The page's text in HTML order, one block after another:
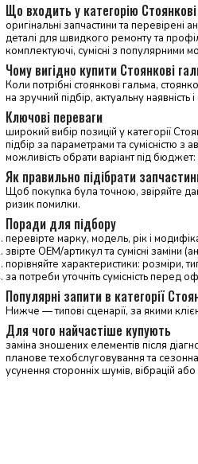
Що входить у категорію
оригінальні запчастини та перевірені
деталі для швидкого ремонту та
комплектуючі, сумісні з популярними
Чому вигідно купити Стоянкові
Коли потрібні стоянкові гальма,
на зручний підбір, актуальну наявність
Ключові переваги
широкий вибір позицій у категорії
підбір за параметрами та сумісністю з
можливість обрати варіант під
Як правильно підібрати
Щоб покупка була точною, звіряйте
ризик помилки.
Поради для підбору
перевірте марку, модель, рік і
звірте OEM/артикул та сумісні заміни
порівняйте характеристики: розміри,
за потреби уточніть сумісність перед
Популярні запити в категорії
Нижче — типові сценарії, за якими
Для чого найчастіше купують
заміна зношених елементів після
планове техобслуговування та
усунення сторонніх шумів, вібрацій